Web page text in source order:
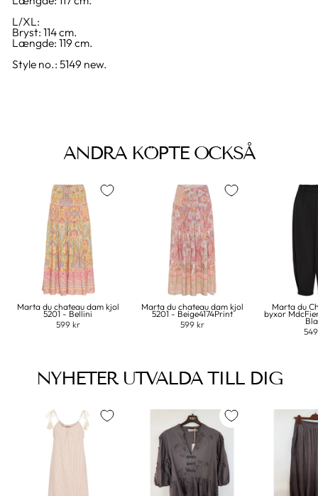
L/XL:
Bryst: 114 cm.
Længde: 119 cm.
Style no.: 5149 new.
ANDRA KÖPTE OCKSÅ
Marta du chateau dam kjol
5201 - Bellini
599 kr
Marta du chateau dam kjol
5201 - Beige4174Print
599 kr
Marta du
byxor
NYHETER UTVALDA TILL DIG